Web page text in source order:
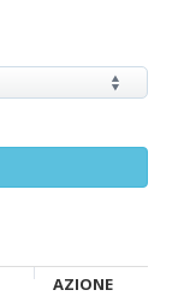
AZIONE